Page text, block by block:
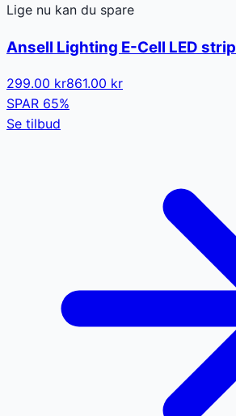
Lige nu kan du spare
Ansell Lighting E-Cell LED strip
299.00 kr861.00 kr
SPAR 65%
Se tilbud